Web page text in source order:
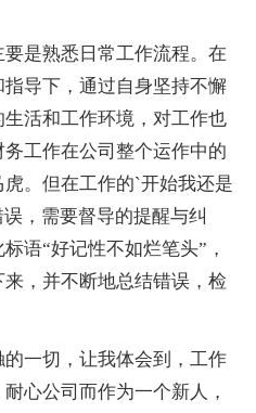
是熟悉日常工作流程。在
导下，通过自身坚持不懈
活和工作环境，对工作也
工作在公司整个运作中的
。但在工作的`开始我还是
，需要督导的提醒与纠
语“好记性不如烂笔头”，
，并不断地总结错误，检
一切，让我体会到，工作
心公司而作为一个新人，